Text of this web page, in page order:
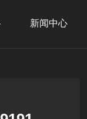
新闻中心